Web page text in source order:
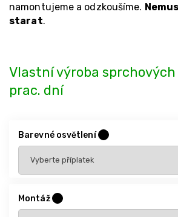
Vlastní výroba sprchových
prac. dní
Barevné osvětlení
Montáž
namontujeme a odzkoušíme.
starat.